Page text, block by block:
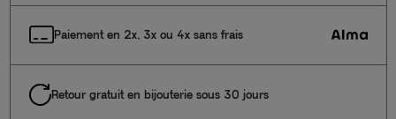
Paiement en 2x, 3x ou 4x sans frais
Retour gratuit en bijouterie sous 30 jours